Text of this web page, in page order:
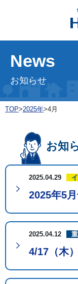
News
お知らせ
TOP>2025年>4月
お知
2025.04.29
2025年5
2025.04.12
4/17（木